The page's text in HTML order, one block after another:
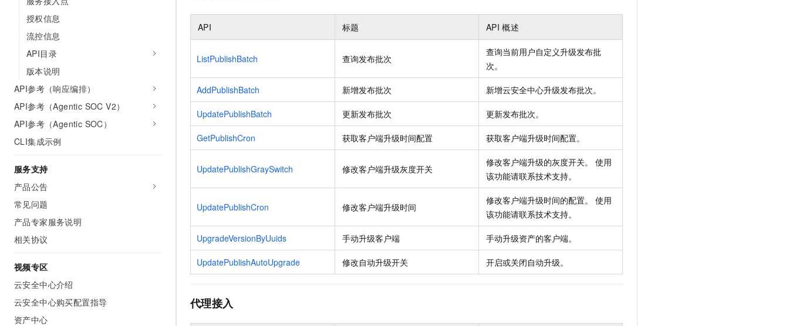
授权信息
流控信息
API目录
版本说明
API参考（响应编排）
API参考（Agentic SOC V2）
API参考（Agentic SOC）
CLI集成示例
服务支持
产品公告
常见问题
产品专家服务说明
相关协议
视频专区
云安全中心介绍
云安全中心购买配置指导
资产中心
API 标题 API 概述
ListPublishBatch 查询发布批次
查询当前用户自定义升级发布批
次。
AddPublishBatch 新增发布批次 新增云安全中心升级发布批次。
UpdatePublishBatch 更新发布批次 更新发布批次。
GetPublishCron 获取客户端升级时间配置 获取客户端升级时间配置。
UpdatePublishGraySwitch 修改客户端升级灰度开关
修改客户端升级的灰度开关。 使用
该功能请联系技术支持。
UpdatePublishCron 修改客户端升级时间
修改客户端升级时间的配置。 使用
该功能请联系技术支持。
UpgradeVersionByUuids 手动升级客户端 手动升级资产的客户端。
UpdatePublishAutoUpgrade 修改自动升级开关 开启或关闭自动升级。
代理接入